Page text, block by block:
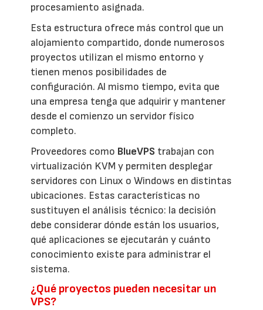
procesamiento asignada.
Esta estructura ofrece más control que un
alojamiento compartido, donde numerosos
proyectos utilizan el mismo entorno y
tienen menos posibilidades de
configuración. Al mismo tiempo, evita que
una empresa tenga que adquirir y mantener
desde el comienzo un servidor físico
completo.
Proveedores como BlueVPS trabajan con
virtualización KVM y permiten desplegar
servidores con Linux o Windows en distintas
ubicaciones. Estas características no
sustituyen el análisis técnico: la decisión
debe considerar dónde están los usuarios,
qué aplicaciones se ejecutarán y cuánto
conocimiento existe para administrar el
sistema.
¿Qué proyectos pueden necesitar un
VPS?